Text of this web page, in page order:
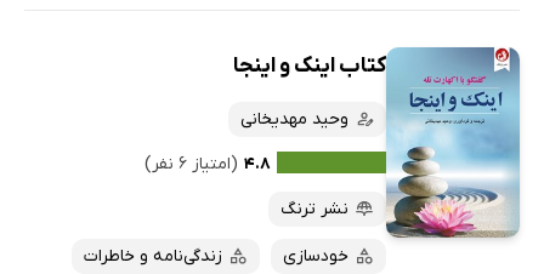
کتاب اینک و اینجا
وحید مهدیخانی
۴.۸ (امتیاز ۶ نفر)
نشر ترنگ
خودسازی زندگی‌نامه و خاطرات